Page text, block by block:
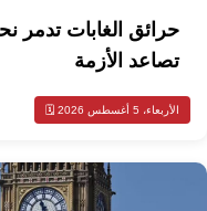
تصاعد الأزمة
الأربعاء، 5 أغسطس 2026 🗓️